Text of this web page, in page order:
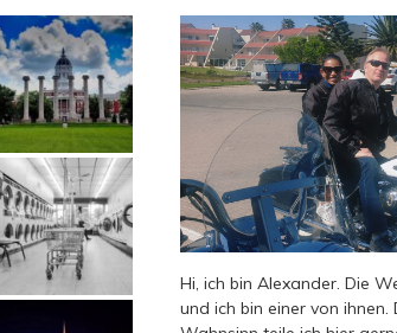
Hi, ich bin Alexander. Die
und ich bin einer von ihnen.